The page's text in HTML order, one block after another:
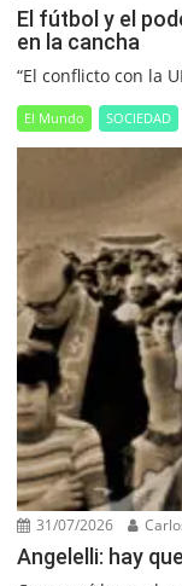
El fútbol y el
en la cancha
“El conflicto con la
El Mundo SOCIEDAD
31/07/2026
Angelelli: hay